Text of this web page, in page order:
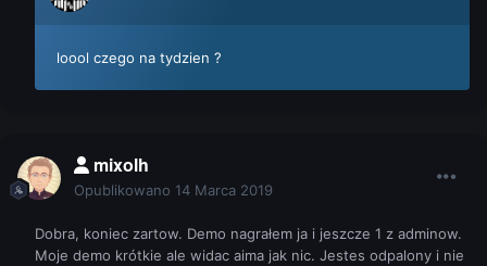
loool czego na tydzien ?
mixolh
Opublikowano 14 Marca 2019
Dobra, koniec zartow. Demo nagrałem ja i jeszcze 1 z adminow.
Moje demo krótkie ale widac aima jak nic. Jestes odpalony i nie